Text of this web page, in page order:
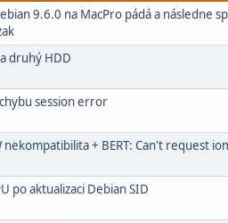
9.6.0 na MacPro pádá a následne
druhý HDD
session error
nekompatibilita + BERT: Can't request
po aktualizaci Debian SID